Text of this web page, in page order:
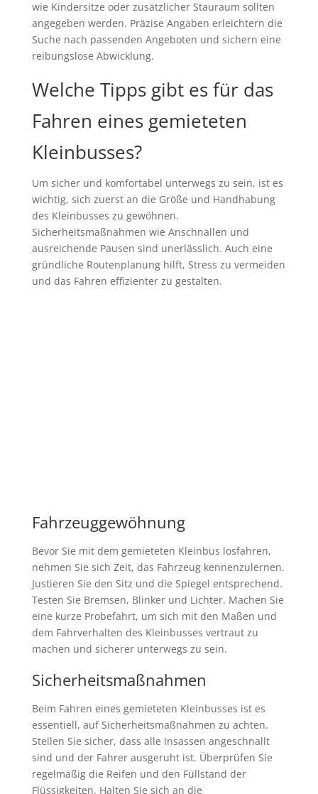
wie Kindersitze oder zusätzlicher Stauraum sollten
angegeben werden. Präzise Angaben erleichtern die
Suche nach passenden Angeboten und sichern eine
reibungslose Abwicklung.
Welche Tipps gibt es für das
Fahren eines gemieteten
Kleinbusses?
Um sicher und komfortabel unterwegs zu sein, ist es
wichtig, sich zuerst an die Größe und Handhabung
des Kleinbusses zu gewöhnen.
Sicherheitsmaßnahmen wie Anschnallen und
ausreichende Pausen sind unerlässlich. Auch eine
gründliche Routenplanung hilft, Stress zu vermeiden
und das Fahren effizienter zu gestalten.
Fahrzeuggewöhnung
Bevor Sie mit dem gemieteten Kleinbus losfahren,
nehmen Sie sich Zeit, das Fahrzeug kennenzulernen.
Justieren Sie den Sitz und die Spiegel entsprechend.
Testen Sie Bremsen, Blinker und Lichter. Machen Sie
eine kurze Probefahrt, um sich mit den Maßen und
dem Fahrverhalten des Kleinbusses vertraut zu
machen und sicherer unterwegs zu sein.
Sicherheitsmaßnahmen
Beim Fahren eines gemieteten Kleinbusses ist es
essentiell, auf Sicherheitsmaßnahmen zu achten.
Stellen Sie sicher, dass alle Insassen angeschnallt
sind und der Fahrer ausgeruht ist. Überprüfen Sie
regelmäßig die Reifen und den Füllstand der
Flüssigkeiten. Halten Sie sich an die